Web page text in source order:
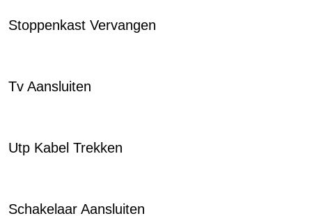
Stoppenkast Vervangen
Tv Aansluiten
Utp Kabel Trekken
Schakelaar Aansluiten